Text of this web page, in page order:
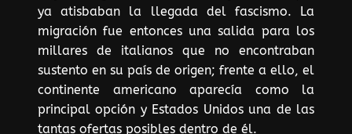
ya atisbaban la llegada del fascismo. La
migración fue entonces una salida para los
millares de italianos que no encontraban
sustento en su país de origen; frente a ello, el
continente americano aparecía como la
principal opción y Estados Unidos una de las
tantas ofertas posibles dentro de él.